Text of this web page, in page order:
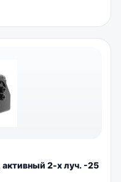
2-х луч. -25